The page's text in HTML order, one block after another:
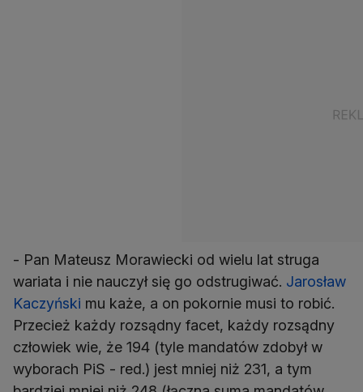
- Pan Mateusz Morawiecki od wielu lat struga
wariata i nie nauczył się go odstrugiwać. Jarosław
Kaczyński mu każe, a on pokornie musi to robić.
Przecież każdy rozsądny facet, każdy rozsądny
człowiek wie, że 194 (tyle mandatów zdobył w
wyborach PiS - red.) jest mniej niż 231, a tym